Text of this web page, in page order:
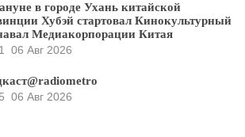
в городе Ухань китайской
Хубэй стартовал Кинокультурный
Медиакорпорации Китая
06 Авг 2026
06 Авг 2026